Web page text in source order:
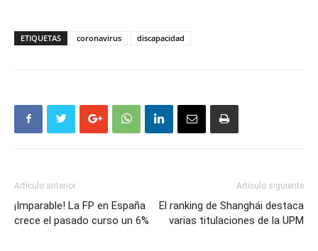
ETIQUETAS coronavirus discapacidad
Artículo anterior
¡Imparable! La FP en España
crece el pasado curso un 6%
Artículo siguiente
El ranking de Shanghái destaca
varias titulaciones de la UPM